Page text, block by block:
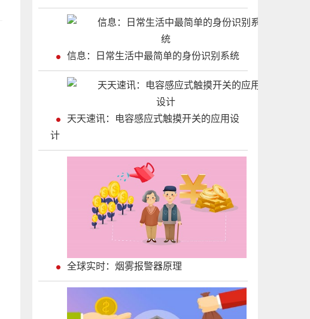
信息：日常生活中最简单的身份识别系统
天天速讯：电容感应式触摸开关的应用设
计
全球实时：烟雾报警器原理